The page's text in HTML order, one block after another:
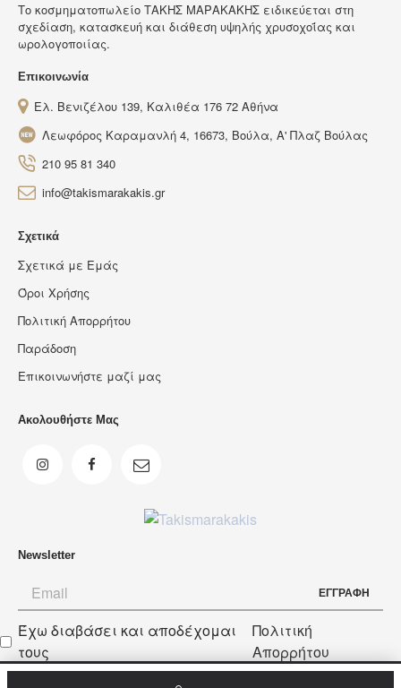
Tο κοσμηματοπωλείο ΤΑΚΗΣ ΜΑΡΑΚΑΚΗΣ ειδικεύεται στη
σχεδίαση, κατασκευή και διάθεση υψηλής χρυσοχοΐας και
ωρολογοποιίας.
Επικοινωνία
Ελ. Βενιζέλου 139, Καλιθέα 176 72 Αθήνα
Λεωφόρος Καραμανλή 4, 16673, Βούλα, Α' Πλαζ Βούλας
210 95 81 340
info@takismarakakis.gr
Σχετικά
Σχετικά με Εμάς
Όροι Χρήσης
Πολιτική Απορρήτου
Παράδοση
Επικοινωνήστε μαζί μας
Ακολουθήστε Μας
Newsletter
ΕΓΓΡΑΦΗ
Newsletter
Έχω διαβάσει και αποδέχομαι
τους
Πολιτική
Απορρήτου